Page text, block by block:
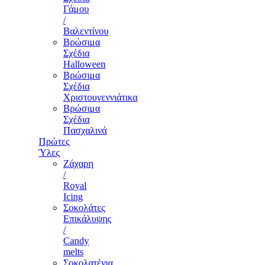
Γάμου
/
Βαλεντίνου
Βρώσιμα
Σχέδια
Halloween
Βρώσιμα
Σχέδια
Χριστουγεννιάτικα
Βρώσιμα
Σχέδια
Πασχαλινά
Πρώτες
Ύλες
Ζάχαρη
/
Royal
Icing
Σοκολάτες
Επικάλυψης
/
Candy
melts
Σοκολατένια